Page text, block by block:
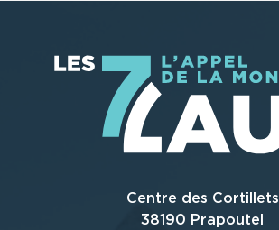
Centre des Cortillets
38190 Prapoutel